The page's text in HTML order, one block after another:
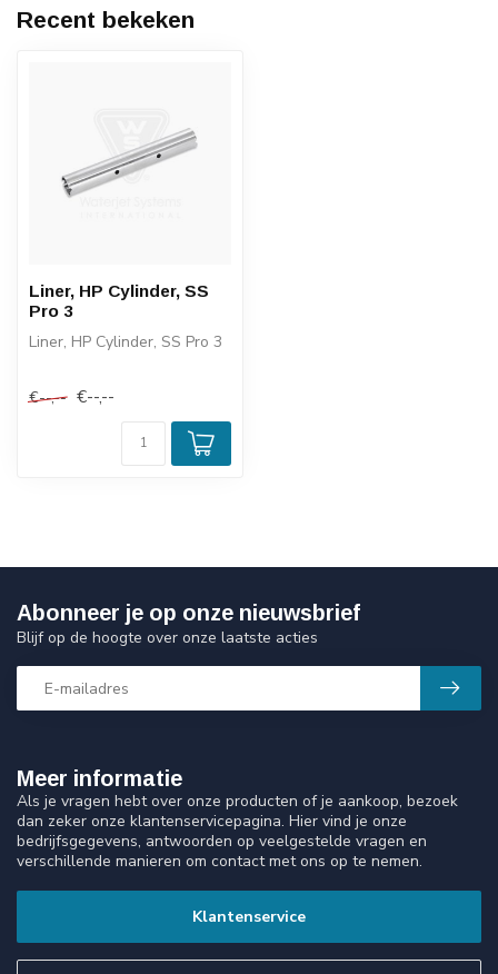
Recent bekeken
Liner, HP Cylinder, SS
Pro 3
Liner, HP Cylinder, SS Pro 3
€--,-- €--,--
Meer informatie
Als je vragen hebt over onze producten of je aankoop, bezoek
dan zeker onze klantenservicepagina. Hier vind je onze
bedrijfsgegevens, antwoorden op veelgestelde vragen en
verschillende manieren om contact met ons op te nemen.
Klantenservice
Abonneer je op onze nieuwsbrief
Blijf op de hoogte over onze laatste acties